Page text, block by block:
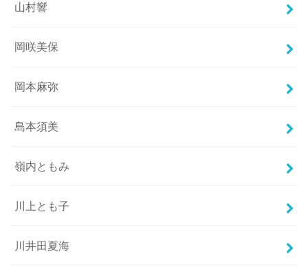
山村響
岡咲美保
岡本麻弥
島本須美
嶺内ともみ
川上とも子
川井田夏海